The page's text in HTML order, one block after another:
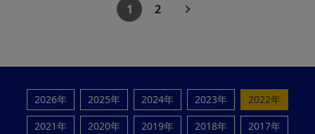
1 2
2026年 2025年 2024年 2023年
2022年
2021年
2020年 2019年 2018年 2017年